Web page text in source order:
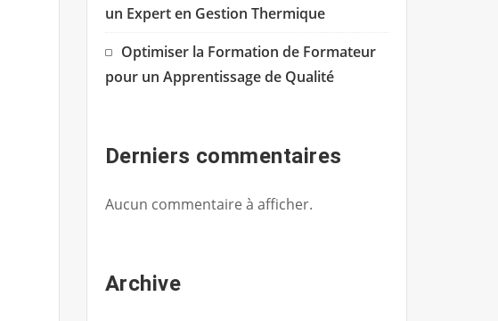
un Expert en Gestion Thermique
Optimiser la Formation de Formateur
pour un Apprentissage de Qualité
Derniers commentaires
Aucun commentaire à afficher.
Archive